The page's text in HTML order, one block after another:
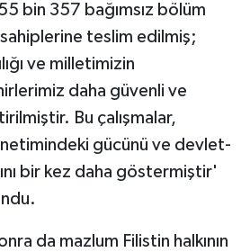
bin 357 bağımsız bölüm
teslim edilmiş;
ve milletimizin
daha güvenli ve
Bu çalışmalar,
gücünü ve devlet-
bir kez daha göstermiştir'
da mazlum Filistin halkının